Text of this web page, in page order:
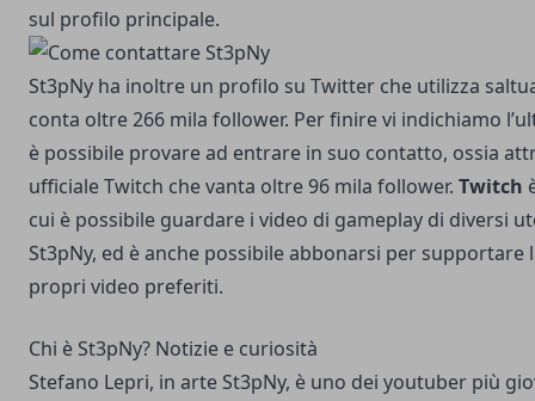
sul profilo principale.
St3pNy ha inoltre un profilo su Twitter che utilizza
conta oltre 266 mila follower. Per finire vi indichiamo
è possibile provare ad entrare in suo contatto, ossia
ufficiale Twitch che vanta oltre 96 mila follower. Twitch
cui è possibile guardare i video di gameplay di diversi
St3pNy, ed è anche possibile abbonarsi per supportare
propri video preferiti.
Chi è St3pNy? Notizie e curiosità
Stefano Lepri, in arte St3pNy, è uno dei youtuber più